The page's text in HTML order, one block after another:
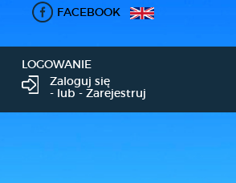
FACEBOOK
LOGOWANIE
Zaloguj się
- lub - Zarejestruj